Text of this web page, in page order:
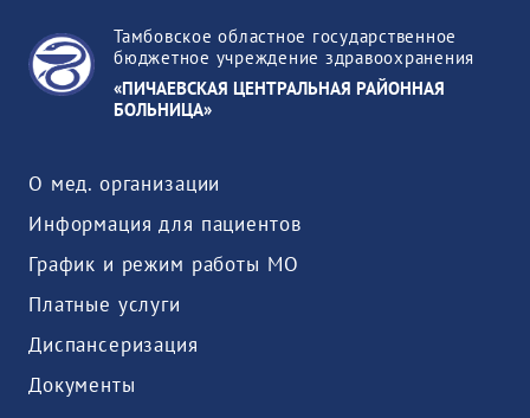
Тамбовское областное государственное
бюджетное учреждение здравоохранения
«ПИЧАЕВСКАЯ ЦЕНТРАЛЬНАЯ РАЙОННАЯ
БОЛЬНИЦА»
О мед. организации
Информация для пациентов
График и режим работы МО
Платные услуги
Диспансеризация
Документы